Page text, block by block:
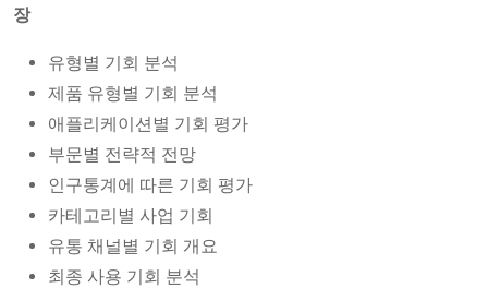
장
유형별 기회 분석
제품 유형별 기회 분석
애플리케이션별 기회 평가
부문별 전략적 전망
인구통계에 따른 기회 평가
카테고리별 사업 기회
유통 채널별 기회 개요
최종 사용 기회 분석